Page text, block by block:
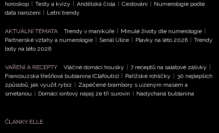
Přihlášením k newsletteru souhlasíte s
potvrzujete, že jste se seznámili seZásadami
ochrany soukromí
vyhodnocení akce a zasílání novinek.
Chcete navíc dostávat i další zajímavé a exkluzivní
soukromí BurdaMedia Extra s.r.o.
horoskop
Testy a kvízy Andělská čísla Cestování
Numerologie podle
data narození
Letní trendy
AKTUÁLNÍ TÉMATA Trendy v manikúře Minulé životy dle numerologie
Partnerské vztahy a numerologie
Seriál Ulice Plavky na léto 2026
Trendy
boty na léto 2026
VAŘENÍ A RECEPTY Vláčné domácí housky 7 receptů na salátové zálivky
Francouzská třešňová bublanina (Clafoutis)
Pařížské rohlíčky
30 nejlepších
způsobů, jak využít rybíz
Zapečené brambory s uzeným masem a
smetanou
Domácí iontový nápoj ze tří surovin Nadýchaná bublanina
ČLÁNKY ELLE